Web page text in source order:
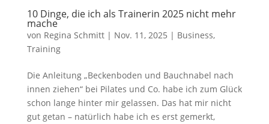
10 Dinge, die ich als Trainerin 2025 nicht mehr
mache
von Regina Schmitt| Nov. 11, 2025 | Business,
Training
Die Anleitung „Beckenboden und Bauchnabel nach
innen ziehen“ bei Pilates und Co. habe ich zum Glück
schon lange hinter mir gelassen. Das hat mir nicht
gut getan – natürlich habe ich es erst gemerkt,